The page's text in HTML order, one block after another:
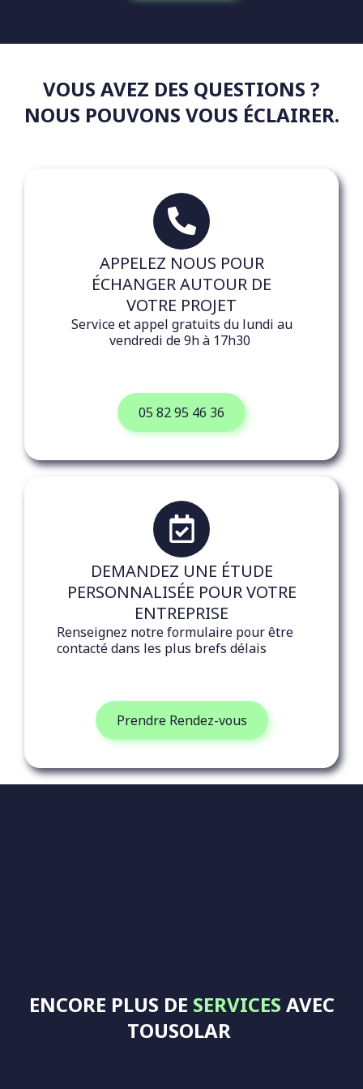
VOUS AVEZ DES QUESTIONS ?
NOUS POUVONS VOUS ÉCLAIRER.
APPELEZ NOUS POUR
ÉCHANGER AUTOUR DE
VOTRE PROJET
Service et appel gratuits du lundi au
vendredi de 9h à 17h30
05 82 95 46 36
DEMANDEZ UNE ÉTUDE
PERSONNALISÉE POUR VOTRE
ENTREPRISE
Renseignez notre formulaire pour être
contacté dans les plus brefs délais
Prendre Rendez-vous
ENCORE PLUS DE SERVICES AVEC
TOUSOLAR